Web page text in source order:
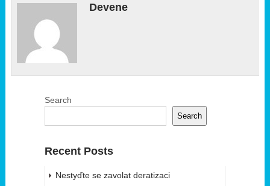
Devene
Search
Search
Recent Posts
Nestyďte se zavolat deratizaci